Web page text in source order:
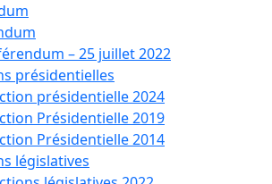
– 25 juillet 2022
présidentielles
présidentielle 2024
Présidentielle 2019
Présidentielle 2014
législatives